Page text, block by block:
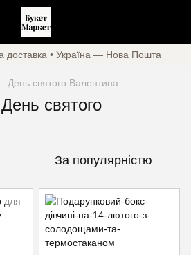
доставка • Україна — Нова Пошта
День святого Валентина
святого
За популярністю